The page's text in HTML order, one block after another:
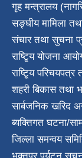
गृह मन्त्रालय
सङ्घीय मामिला
संचार तथा सुचना
राष्टि्ृय योजना
राष्टि्ृय
शहरी बिकास तथा
सार्बजनिक खरिद
ब्यक्तिगत घटना/
जिल्ला समन्वय